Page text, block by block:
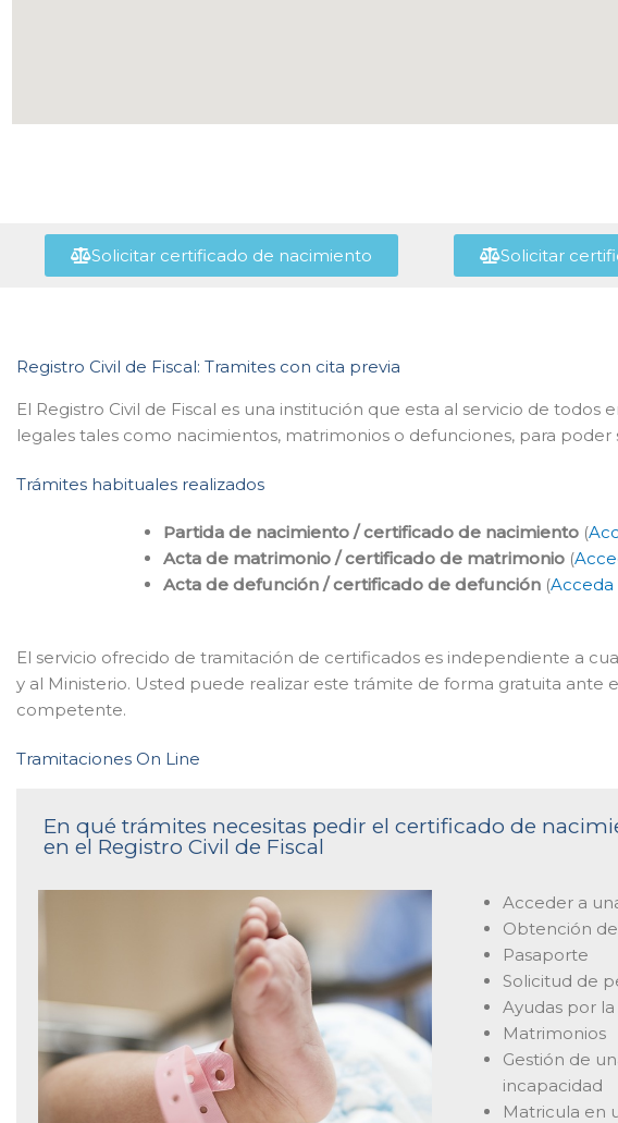
Solicitar certificado de nacimiento Solicitar
Registro Civil de Fiscal: Tramites con cita previa
El Registro Civil de Fiscal es una institución que esta al servicio de todos
legales tales como nacimientos, matrimonios o defunciones, para poder
Trámites habituales realizados
Partida de nacimiento / certificado de nacimiento (
Acta de matrimonio / certificado de matrimonio (
Acta de defunción / certificado de defunción (Acceda
El servicio ofrecido de tramitación de certificados es independiente a
y al Ministerio. Usted puede realizar este trámite de forma gratuita ante
competente.
Tramitaciones On Line
En qué trámites necesitas pedir el certificado de
en el Registro Civil de Fiscal
Acceder a
Obtención
Pasaporte
Solicitud de
Ayudas por
Matrimonios
Gestión de
incapacidad
Matricula en